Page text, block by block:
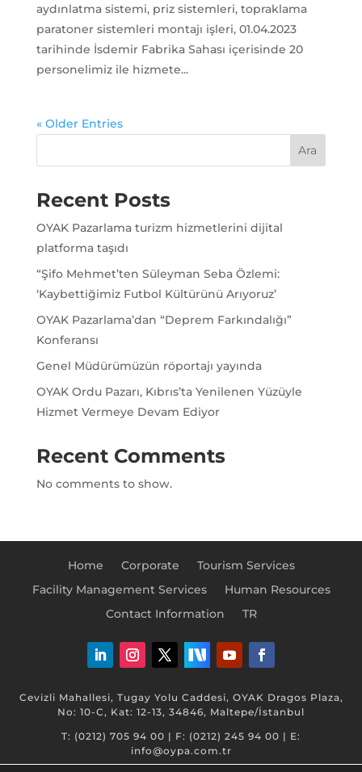
aydınlatma sistemi, priz sistemleri, topraklama
paratoner sistemleri montajı işleri, 01.04.2023
tarihinde İsdemir Fabrika Sahası içerisinde 20
personelimiz ile hizmete...
« Older Entries
Ara
Recent Posts
OYAK Pazarlama turizm hizmetlerini dijital
platforma taşıdı
“Şifo Mehmet’ten Süleyman Seba Özlemi:
‘Kaybettiğimiz Futbol Kültürünü Arıyoruz’
OYAK Pazarlama’dan “Deprem Farkındalığı”
Konferansı
Genel Müdürümüzün röportajı yayında
OYAK Ordu Pazarı, Kıbrıs’ta Yenilenen Yüzüyle
Hizmet Vermeye Devam Ediyor
Recent Comments
No comments to show.
Home Corporate
Tourism Services
Facility Management Services
Human Resources
Contact Information
TR
Cevizli Mahallesi, Tugay Yolu Caddesi, OYAK Dragos Plaza,
No: 10-C, Kat: 12-13, 34846, Maltepe/İstanbul
T: (0212) 705 94 00 | F: (0212) 245 94 00 | E:
info@oypa.com.tr